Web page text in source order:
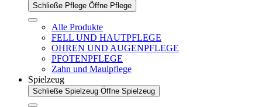
Schließe Pflege Öffne Pflege
Alle Produkte
FELL UND HAUTPFLEGE
OHREN UND AUGENPFLEGE
PFOTENPFLEGE
Zahn und Maulpflege
Spielzeug
Schließe Spielzeug Öffne Spielzeug